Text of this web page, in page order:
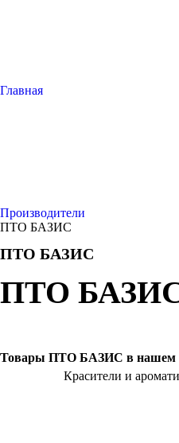
Главная
Производители
ПТО БАЗИС
ПТО БАЗИС
ПТО
Товары ПТО БАЗИС в нашем
Красители и